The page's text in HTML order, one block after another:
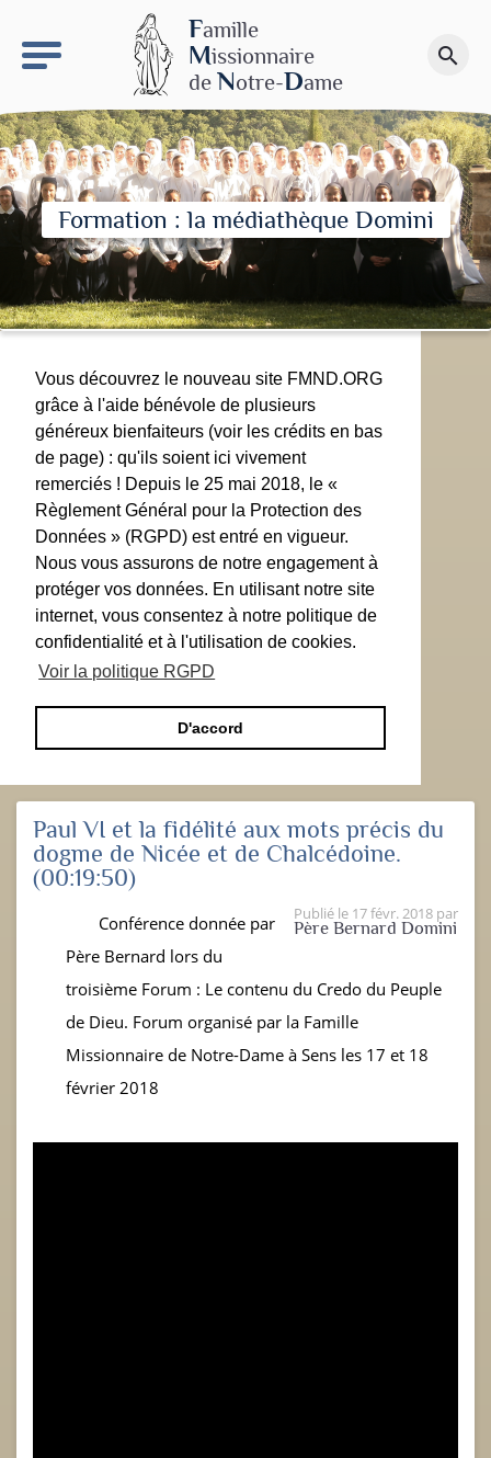
Famille
Missionnaire
de Notre-Dame
search
Faire un don
Formation : la médiathèque Domini
Vous découvrez le nouveau site FMND.ORG
grâce à l'aide bénévole de plusieurs
généreux bienfaiteurs (voir les crédits en bas
de page) : qu'ils soient ici vivement
remerciés ! Depuis le 25 mai 2018, le «
Règlement Général pour la Protection des
Données » (RGPD) est entré en vigueur.
Nous vous assurons de notre engagement à
protéger vos données. En utilisant notre site
internet, vous consentez à notre politique de
confidentialité et à l'utilisation de cookies.
Voir la politique RGPD
D'accord
Paul VI et la fidélité aux mots précis du
dogme de Nicée et de Chalcédoine.
(00:19:50)
Publié le 17 févr. 2018 par
Père Bernard Domini
Conférence donnée par
Père Bernard lors du
troisième Forum : Le contenu du Credo du Peuple
de Dieu. Forum organisé par la Famille
Missionnaire de Notre-Dame à Sens les 17 et 18
février 2018